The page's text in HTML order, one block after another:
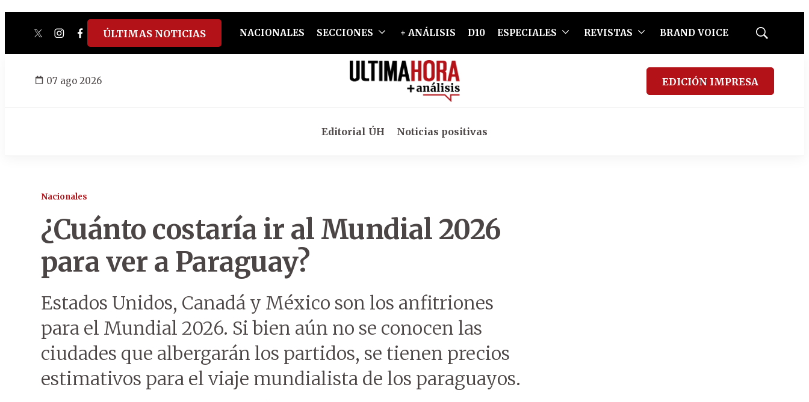
twitterinstagram
facebook
tiktokyoutube
spotify
ÚLTIMAS NOTICIAS NACIONALES SECCIONES + ANÁLISIS D10 ESPECIALES REVISTAS BRAND VOICE
Mostrar
07 ago 2026 EDICIÓN IMPRESA
Editorial ÚH Noticias positivas
Nacionales
¿Cuánto costaría ir al Mundial 2026
para ver a Paraguay?
Estados Unidos, Canadá y México son los anfitriones
para el Mundial 2026. Si bien aún no se conocen las
ciudades que albergarán los partidos, se tienen precios
estimativos para el viaje mundialista de los paraguayos.